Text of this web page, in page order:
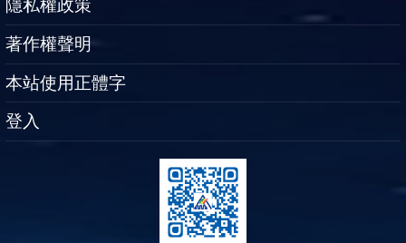
隱私權政策
著作權聲明
本站使用正體字
登入